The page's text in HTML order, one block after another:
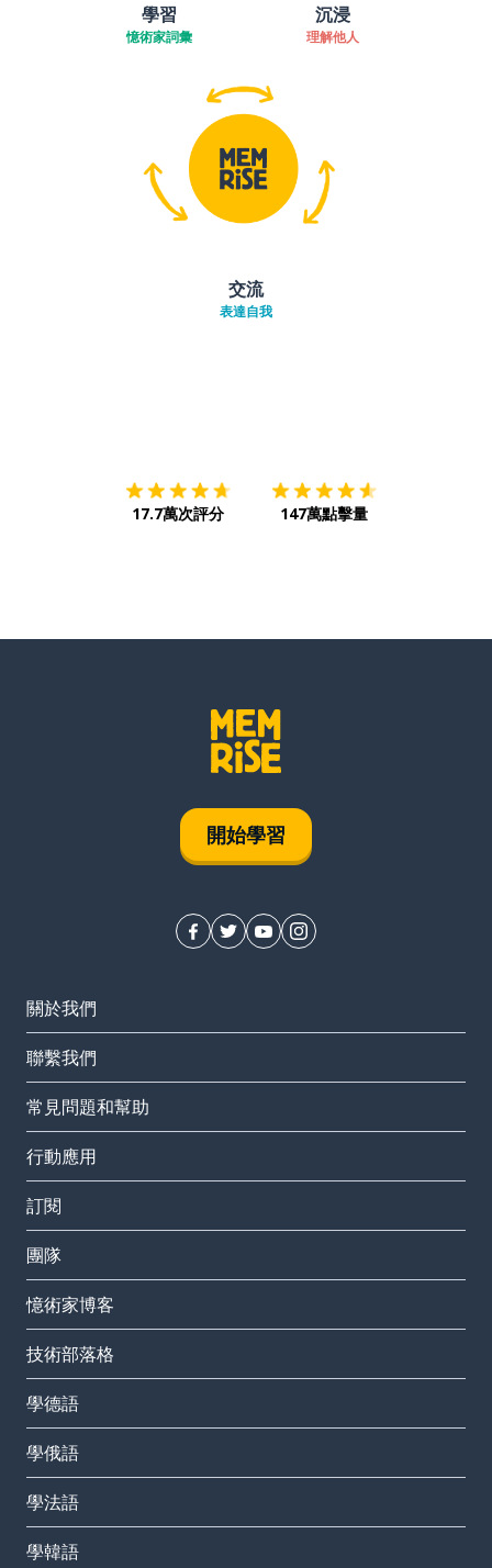
學習
憶術家詞彙
沉浸
理解他人
交流
表達自我
17.7萬次評分 147萬點擊量
開始學習
關於我們
聯繫我們
常見問題和幫助
行動應用
訂閱
團隊
憶術家博客
技術部落格
學德語
學俄語
學法語
學韓語